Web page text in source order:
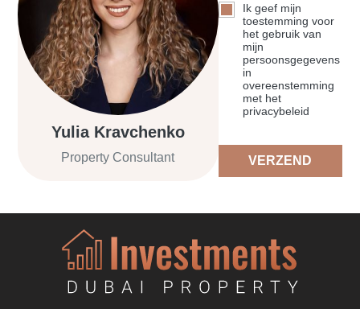
Yulia Kravchenko
Property Consultant
Ik geef mijn
toestemming voor
het gebruik van
mijn
persoonsgegevens
in
overeenstemming
met het
privacybeleid
VERZEND